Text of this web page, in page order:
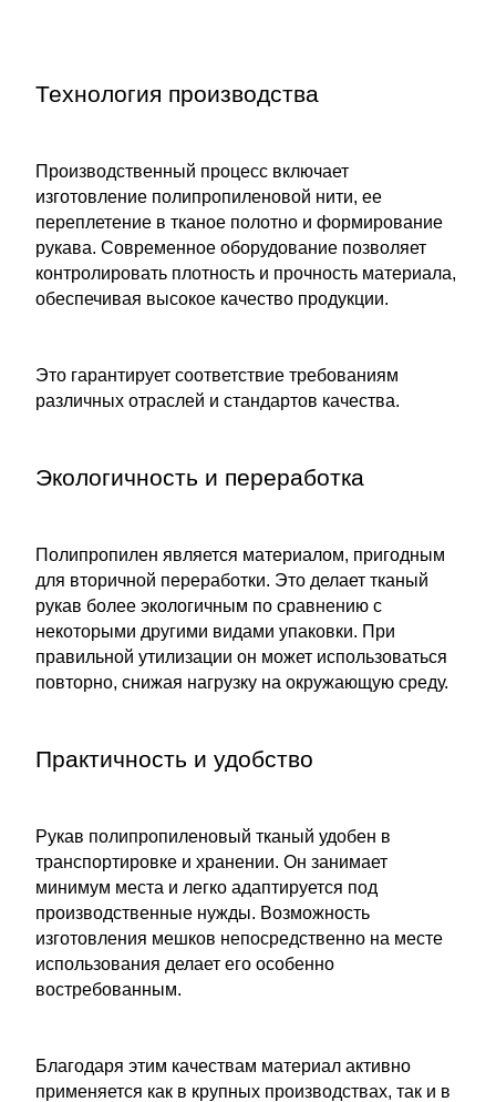
Технология производства
Производственный процесс включает
изготовление полипропиленовой нити, ее
переплетение в тканое полотно и формирование
рукава. Современное оборудование позволяет
контролировать плотность и прочность материала,
обеспечивая высокое качество продукции.
Это гарантирует соответствие требованиям
различных отраслей и стандартов качества.
Экологичность и переработка
Полипропилен является материалом, пригодным
для вторичной переработки. Это делает тканый
рукав более экологичным по сравнению с
некоторыми другими видами упаковки. При
правильной утилизации он может использоваться
повторно, снижая нагрузку на окружающую среду.
Практичность и удобство
Рукав полипропиленовый тканый удобен в
транспортировке и хранении. Он занимает
минимум места и легко адаптируется под
производственные нужды. Возможность
изготовления мешков непосредственно на месте
использования делает его особенно
востребованным.
Благодаря этим качествам материал активно
применяется как в крупных производствах, так и в